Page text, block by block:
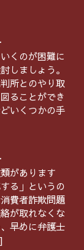
くのが困難に
しましょう。
所とのやり取
ることができ
いくつかの手
があります
る」というの
費者詐欺問題
が取れなくな
早めに弁護士